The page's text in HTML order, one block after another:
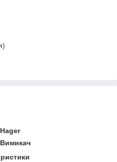
Hager
Вимикач